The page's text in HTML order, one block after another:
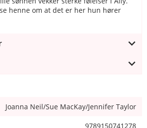
henne om at det er her hun hører
Joanna Neil/Sue MacKay/Jennifer Taylor
9789150741278